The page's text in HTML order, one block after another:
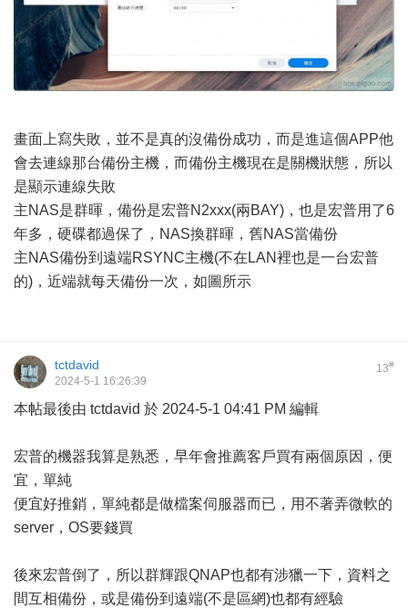
畫面上寫失敗，並不是真的沒備份成功，而是進這個APP他
會去連線那台備份主機，而備份主機現在是關機狀態，所以
是顯示連線失敗
主NAS是群暉，備份是宏普N2xxx(兩BAY)，也是宏普用了6
年多，硬碟都過保了，NAS換群暉，舊NAS當備份
主NAS備份到遠端RSYNC主機(不在LAN裡也是一台宏普
的)，近端就每天備份一次，如圖所示
13#
tctdavid
2024-5-1 16:26:39
本帖最後由 tctdavid 於 2024-5-1 04:41 PM 編輯
宏普的機器我算是熟悉，早年會推薦客戶買有兩個原因，便
宜，單純
便宜好推銷，單純都是做檔案伺服器而已，用不著弄微軟的
server，OS要錢買
後來宏普倒了，所以群輝跟QNAP也都有涉獵一下，資料之
間互相備份，或是備份到遠端(不是區網)也都有經驗